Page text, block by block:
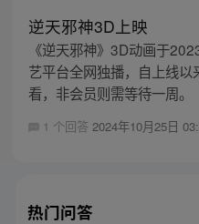
逆天邪神3D上映
《逆天邪神》3D动画于
艺平台全网独播，自上线
看，非会员则需等待一周。
1 个回答 2024年10月25日
热门问答